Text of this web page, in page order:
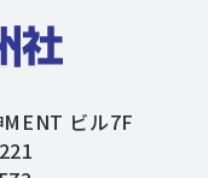
ビル7F